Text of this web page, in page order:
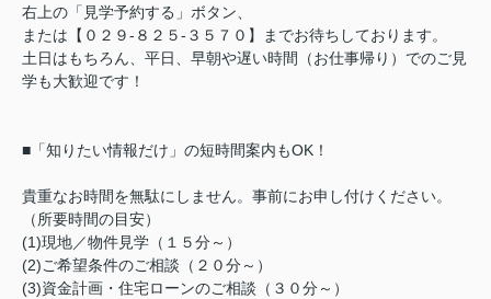
右上の「見学予約する」ボタン、
または【０２９-８２５-３５７０】までお待ちしております。
土日はもちろん、平日、早朝や遅い時間（お仕事帰り）でのご見
学も大歓迎です！
■「知りたい情報だけ」の短時間案内もOK！
貴重なお時間を無駄にしません。事前にお申し付けください。
（所要時間の目安）
(1)現地／物件見学（１５分～）
(2)ご希望条件のご相談（２０分～）
(3)資金計画・住宅ローンのご相談（３０分～）